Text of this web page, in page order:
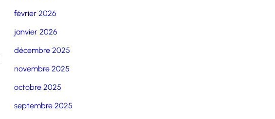
février 2026
janvier 2026
décembre 2025
novembre 2025
octobre 2025
septembre 2025